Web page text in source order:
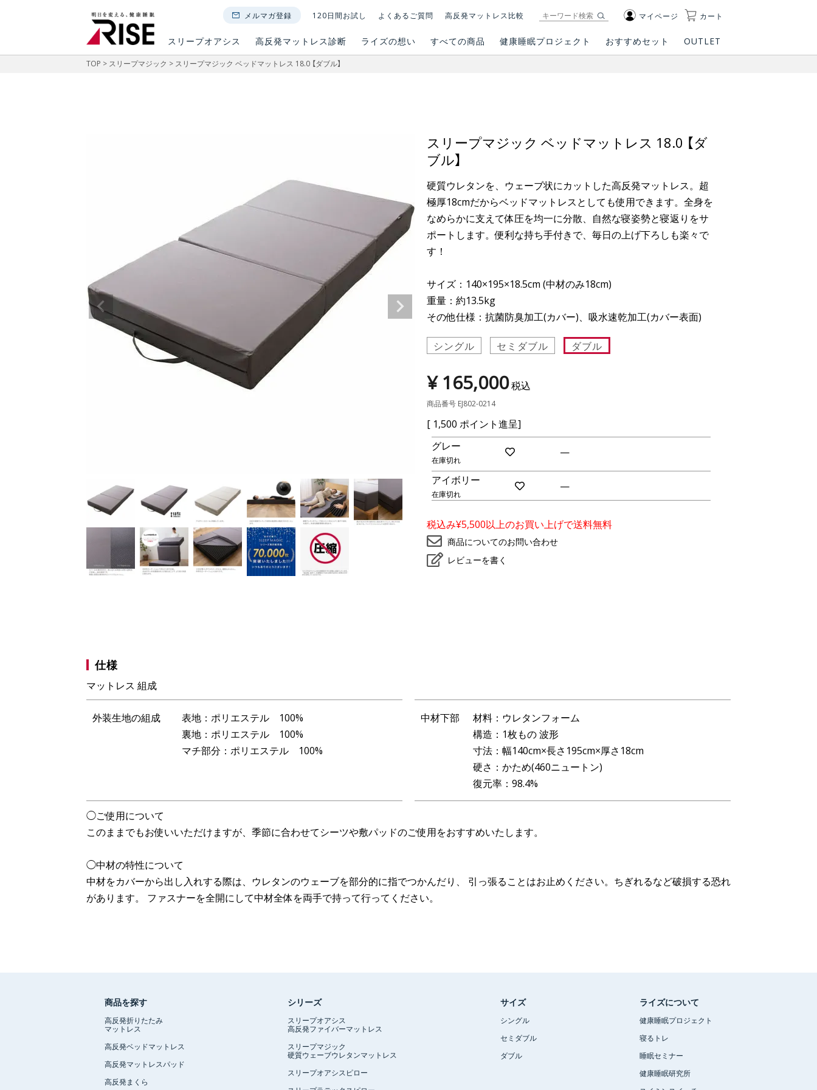
マイページ カート
メルマガ登録 120日間お試し よくあるご質問 高反発マットレス比較
スリープオアシス 高反発マットレス診断 ライズの想い すべての商品 健康睡眠プロジェクト おすすめセット OUTLET
TOP スリープマジック スリープマジック ベッドマットレス 18.0 【ダブル】
スリープマジック ベッドマットレス 18.0 【ダ
ブル】
硬質ウレタンを、ウェーブ状にカットした高反発マットレス。超
極厚18cmだからベッドマットレスとしても使用できます。全身を
なめらかに支えて体圧を均一に分散、自然な寝姿勢と寝返りをサ
ポートします。便利な持ち手付きで、毎日の上げ下ろしも楽々で
す！
サイズ：140×195×18.5cm (中材のみ18cm)
重量：約13.5kg
その他仕様：抗菌防臭加工(カバー)、吸水速乾加工(カバー表面)
シングル
セミダブル ダブル
¥ 165,000税込
商品番号 EJ802-0214
[ 1,500 ポイント進呈]
グレー
在庫切れ
気
に
り
登
録
—
アイボリー
在庫切れ
入
に
—
税込み¥5,500以上のお買い上げで送料無料
商品についてのお問い合わせ
レビューを書く
仕様
マットレス 組成
外装生地の組成
表地：ポリエステル 100%
裏地：ポリエステル 100%
マチ部分：ポリエステル 100%
中材下部
材料：ウレタンフォーム
構造：1枚もの 波形
寸法：幅140cm×長さ195cm×厚さ18cm
硬さ：かため(460ニュートン)
復元率：98.4%
◯ご使用について
このままでもお使いいただけますが、季節に合わせてシーツや敷パッドのご使用をおすすめいたします。
◯中材の特性について
中材をカバーから出し入れする際は、ウレタンのウェーブを部分的に指でつかんだり、 引っ張ることはお止めください。ちぎれるなど破損する恐れ
があります。 ファスナーを全開にして中材全体を両手で持って行ってください。
商品を探す
高反発折りたたみ
マットレス
高反発ベッドマットレス
高反発マットレスパッド
高反発まくら
シリーズ
スリープオアシス
高反発ファイバーマットレス
スリープマジック
硬質ウェーブウレタンマットレス
スリープオアシスピロー
サイズ
シングル
セミダブル
ダブル
ライズについて
健康睡眠プロジェクト
寝るトレ
睡眠セミナー
健康睡眠研究所